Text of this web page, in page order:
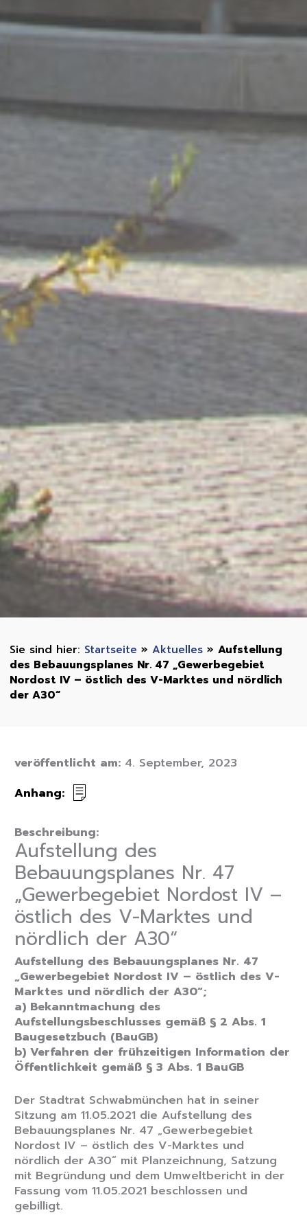
Startseite » Aktuelles» Aufstellung
des Bebauungsplanes Nr. 47 „Gewerbegebiet
Nordost IV – östlich des V-Marktes und nördlich
der A30“
veröffentlicht am:4. September, 2023
Anhang:
Beschreibung:
Aufstellung des
Bebauungsplanes Nr. 47
„Gewerbegebiet Nordost IV –
östlich des V-Marktes und
nördlich der A30“
Aufstellung des Bebauungsplanes Nr. 47
„Gewerbegebiet Nordost IV – östlich des V-
Marktes und nördlich der A30“;
a) Bekanntmachung des
Aufstellungsbeschlusses gemäß § 2 Abs. 1
Baugesetzbuch (BauGB)
b) Verfahren der frühzeitigen Information der
Öffentlichkeit gemäß § 3 Abs. 1 BauGB
Der Stadtrat Schwabmünchen hat in seiner
Sitzung am 11.05.2021 die Aufstellung des
Bebauungsplanes Nr. 47 „Gewerbegebiet
Nordost IV – östlich des V-Marktes und
nördlich der A30“ mit Planzeichnung, Satzung
mit Begründung und dem Umweltbericht in der
Fassung vom 11.05.2021 beschlossen und
gebilligt.